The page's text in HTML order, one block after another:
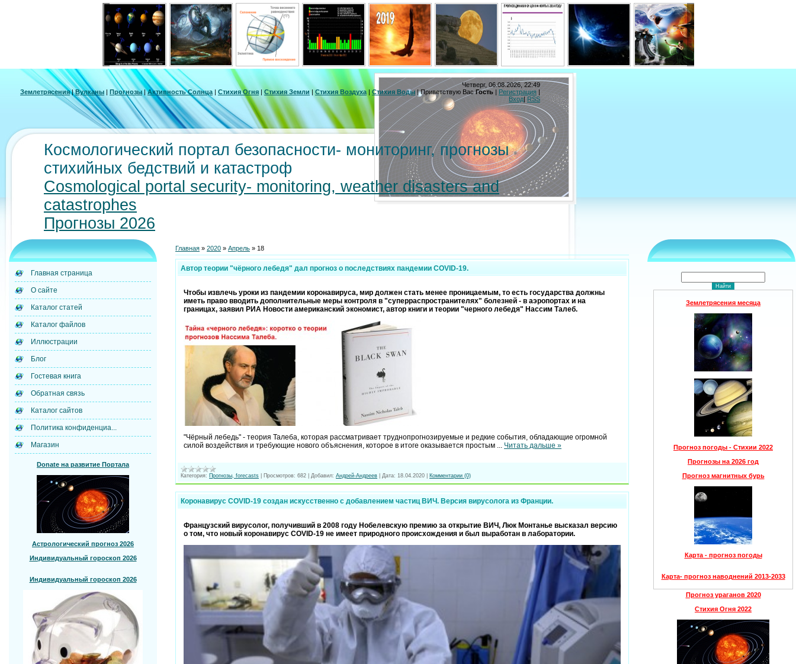
Четверг, 06.08.2026, 22:49
Землетрясения|Вулканы | Прогнозы|Активность Солнца | Стихия Огня | Стихия Земли| Стихия Воздуха | Стихия Воды |Приветствую Вас Гость | Регистрация |
Вход| RSS
Космологический портал безопасности- мониторинг, прогнозы
стихийных бедствий и катастроф
Cosmological portal security- monitoring, weather disasters and
catastrophes
Прогнозы 2026
Главная страница
О сайте
Каталог статей
Каталог файлов
Иллюстрации
Блог
Гостевая книга
Обратная связь
Каталог сайтов
Политика конфиденциа...
Магазин
Donate на развитие Портала
Астрологический прогноз 2026
Индивидуальный гороскоп 2026
Индивидуальный гороскоп 2026
Главная » 2020 » Апрель » 18
Автор теории "чёрного лебедя" дал прогноз о последствиях пандемии COVID-19.
Чтобы извлечь уроки из пандемии коронавируса, мир должен стать менее проницаемым, то есть государства должны
иметь право вводить дополнительные меры контроля в "суперраспространителях" болезней - в аэропортах и на
границах, заявил РИА Новости американский экономист, автор книги и теории "черного лебедя" Нассим Талеб.
"Чёрный лебедь" - теория Талеба, которая рассматривает труднопрогнозируемые и редкие события, обладающие огромной
силой воздействия и требующие нового объяснения, которое в итоге оказывается простым
Читать дальше »
Категория: Прогнозы, forecasts Просмотров: 682 Добавил: Андрей-Андреев Дата: 18.04.2020 Комментарии (0)
Коронавирус COVID-19 создан искусственно с добавлением частиц ВИЧ. Версия вирусолога из Франции.
Французский вирусолог, получивший в 2008 году Нобелевскую премию за открытие ВИЧ, Люк Монтанье высказал версию
о том, что новый коронавирус COVID-19 не имеет природного происхождения и был выработан в лаборатории.
Землетрясения месяца
Прогноз погоды - Стихии 2022
Прогнозы на 2026 год
Прогноз магнитных бурь
Карта - прогноз погоды
Карта- прогноз наводнений 2013-2033
Прогноз ураганов 2020
Стихия Огня 2022